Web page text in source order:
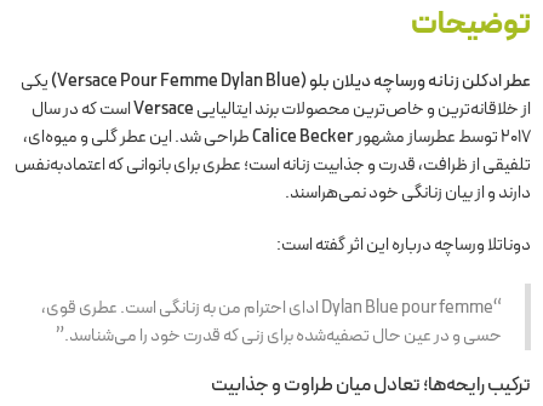
توضیحات
عطر ادکلن زنانه ورساچه دیلان بلو (Versace Pour Femme Dylan Blue)
یکی
از خلاقانه‌ترین و خاص‌ترین محصولات برند ایتالیاییVersaceاست که در سال
۲۰۱۷ توسط عطرساز مشهور
Calice Beckerطراحی شد. این عطر گلی و میوه‌ای،
تلفیقی از ظرافت، قدرت و جذابیت زنانه است؛ عطری برای بانوانی که اعتمادبه‌نفس
دارند و از بیان زنانگی خود نمی‌هراسند.
دوناتلا ورساچه درباره این اثر گفته است:
“Dylan Blue pour femme ادای احترام من به زنانگی است. عطری قوی،
حسی و در عین حال تصفیه‌شده برای زنی که قدرت خود را می‌شناسد.”
ترکیب رایحه‌ها؛ تعادل میان طراوت و جذابیت